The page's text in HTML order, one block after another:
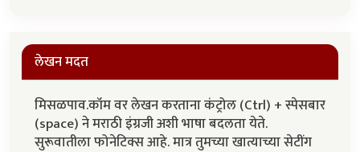
लेखन मदत
मिसळपाव.कॉम वर लेखन करताना कंट्रोल (Ctrl) + स्पेसबार
(space) ने मराठी इंग्रजी अशी भाषा बदलता येते.
सुरूवातीला फोनेटिक्स आहे. मात्र तुमच्या खात्याच्या सेटींग